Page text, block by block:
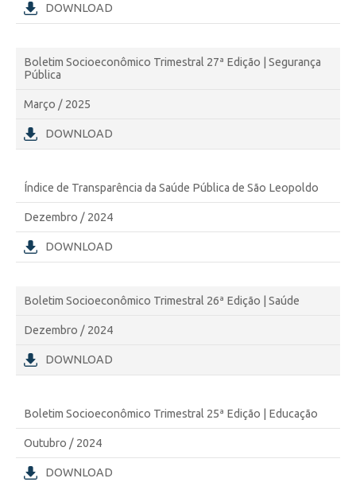
DOWNLOAD
Boletim Socioeconômico Trimestral 27ª Edição | Segurança
Pública
Março / 2025
DOWNLOAD
Índice de Transparência da Saúde Pública de São Leopoldo
Dezembro / 2024
DOWNLOAD
Boletim Socioeconômico Trimestral 26ª Edição | Saúde
Dezembro / 2024
DOWNLOAD
Boletim Socioeconômico Trimestral 25ª Edição | Educação
Outubro / 2024
DOWNLOAD